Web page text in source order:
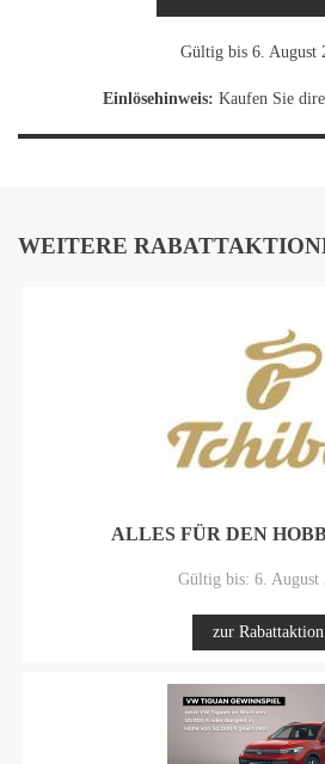
Gültig bis 6. August
Einlösehinweis: Kaufen Sie
WEITERE
ALLES FÜR DEN
Gültig bis: 6. August
zur Rabattaktion